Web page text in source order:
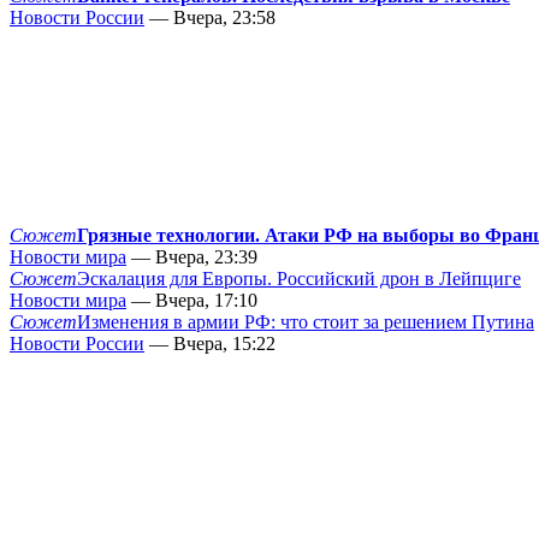
Новости России — Вчера, 23:58
СюжетГрязные технологии. Атаки РФ на выборы во
Новости мира — Вчера, 23:39
СюжетЭскалация для Европы. Российский дрон в Лейпциге
Новости мира — Вчера, 17:10
СюжетИзменения в армии РФ: что стоит за решением Путина
Новости России — Вчера, 15:22